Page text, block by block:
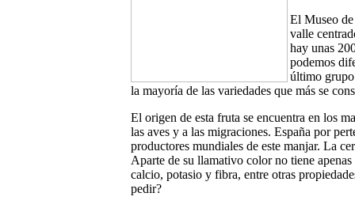
El Museo de
valle
hay unas
podemos
último grupo
la mayoría de las variedades que más se
El origen de esta fruta se encuentra en los
las aves y a las migraciones. España por
productores mundiales de este manjar. La
Aparte de su llamativo color no tiene
calcio, potasio y fibra, entre otras
pedir?